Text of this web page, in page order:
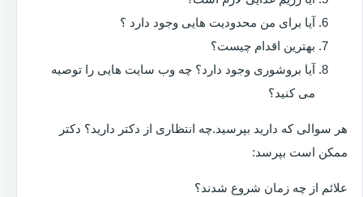
آیا برای من محدودیت هایی وجود دارد ؟
بهترین اقدام چیست؟
آیا بروشوری وجود دارد؟ چه وب سایت هایی را توصیه
می کنید؟
هر سوالی که دارید بپرسید.چه انتظاری از دکتر دارید؟ دکتر
ممکن است بپرسد:
علائم از چه زمان شروع شدند؟